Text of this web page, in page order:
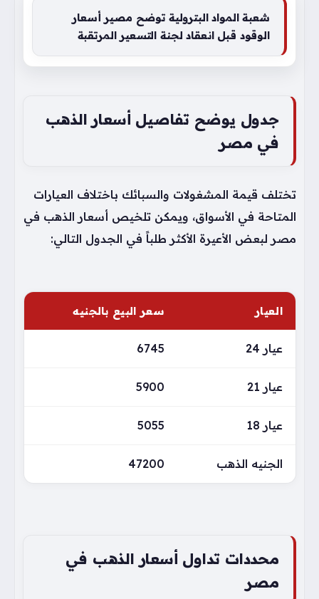
شعبة المواد البترولية توضح مصير أسعار
الوقود قبل انعقاد لجنة التسعير المرتقبة
جدول يوضح تفاصيل أسعار الذهب
في مصر
تختلف قيمة المشغولات والسبائك باختلاف العيارات
المتاحة في الأسواق، ويمكن تلخيص أسعار الذهب في
مصر لبعض الأعيرة الأكثر طلباً في الجدول التالي:
العيار سعر البيع بالجنيه
عيار 24 6745
عيار 21 5900
عيار 18 5055
الجنيه الذهب 47200
محددات تداول أسعار الذهب في
مصر